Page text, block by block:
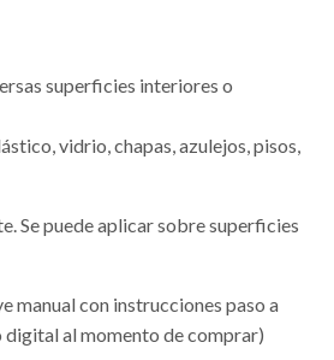
superficies interiores o
vidrio, chapas, azulejos, pisos,
Se puede aplicar sobre superficies
manual con instrucciones paso a
al momento de comprar)